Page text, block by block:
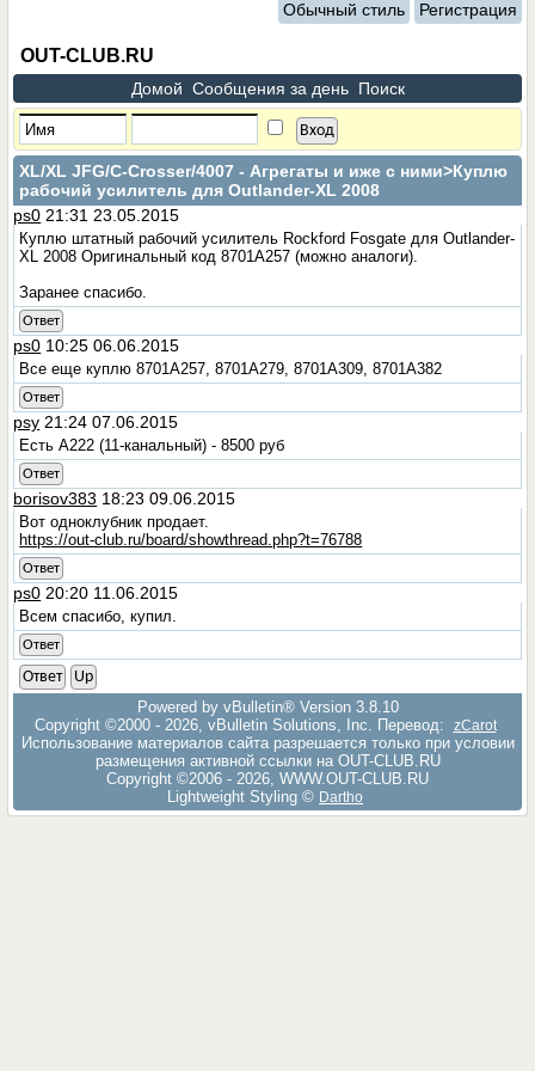
Обычный стиль Регистрация
OUT-CLUB.RU
Домой Сообщения за день Поиск
XL/XL JFG/C-Crosser/4007 - Агрегаты и иже с ними>Куплю
рабочий усилитель для Outlander-XL 2008
ps0 21:31 23.05.2015
Куплю штатный рабочий усилитель Rockford Fosgate для Outlander-
XL 2008 Оригинальный код 8701A257 (можно аналоги).
Заранее спасибо.
Ответ
ps0 10:25 06.06.2015
Все еще куплю 8701A257, 8701A279, 8701A309, 8701A382
Ответ
psy 21:24 07.06.2015
Есть А222 (11-канальный) - 8500 руб
Ответ
borisov383 18:23 09.06.2015
Вот одноклубник продает.
https://out-club.ru/board/showthread.php?t=76788
Ответ
ps0 20:20 11.06.2015
Всем спасибо, купил.
Ответ
Ответ
Up
Powered by vBulletin® Version 3.8.10
Copyright ©2000 - 2026, vBulletin Solutions, Inc. Перевод:
zCarot
Использование материалов сайта разрешается только при условии
размещения активной ссылки на OUT-CLUB.RU
Copyright ©2006 - 2026, WWW.OUT-CLUB.RU
Lightweight Styling © Dartho